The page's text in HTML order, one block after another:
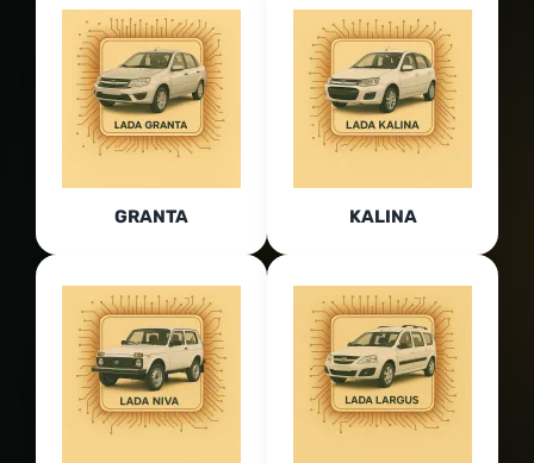
GRANTA KALINA